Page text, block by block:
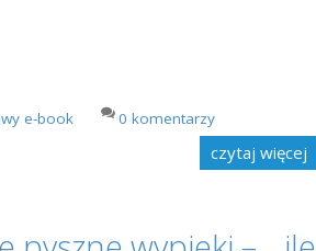
e-book 0 komentarzy
czytaj więcej